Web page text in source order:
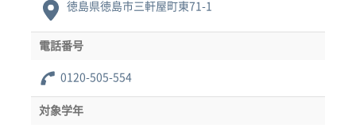
徳島県徳島市三軒屋町東71-1
電話番号
0120-505-554
対象学年